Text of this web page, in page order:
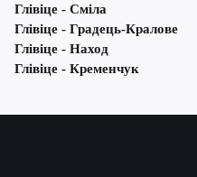
Глівіце - Сміла
Глівіце - Градець-Кралове
Глівіце - Наход
Глівіце - Кременчук